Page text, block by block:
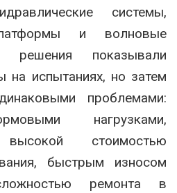
системы,
и волновые
решения показывали
на испытаниях, но затем
проблемами:
нагрузками,
высокой стоимостью
быстрым износом
ремонта в